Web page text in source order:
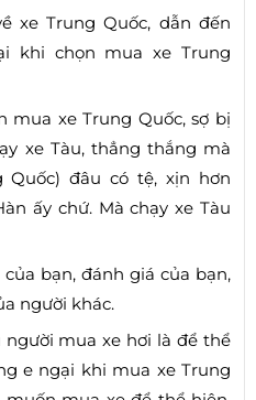
xe Trung Quốc, dẫn đến
khi chọn mua xe Trung
mua xe Trung Quốc, sợ bị
xe Tàu, thẳng thắng mà
Quốc) đâu có tệ, xịn hơn
ấy chứ. Mà chạy xe Tàu
bạn, đánh giá của bạn,
người khác.
mua xe hơi là để thể
e ngại khi mua xe Trung